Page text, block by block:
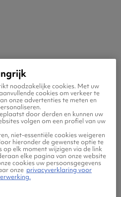
Amsterdam - Asosa
Eindhoven - Asosa
Brussel - Asosa
noodzakelijke cookies. Met uw
cookies om verkeer te
onze advertenties te meten en
door derden en kunnen uw
volgen om een profiel van uw
niet-essentiële cookies weigeren
hieronder de gewenste optie te
op elk moment wijzigen via de link
elke pagina van onze website
cookies uw persoonsgegevens
onze privacyverklaring voor